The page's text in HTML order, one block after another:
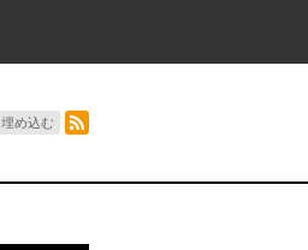
埋め込む